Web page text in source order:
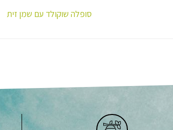
סופלה שוקולד עם שמן זית